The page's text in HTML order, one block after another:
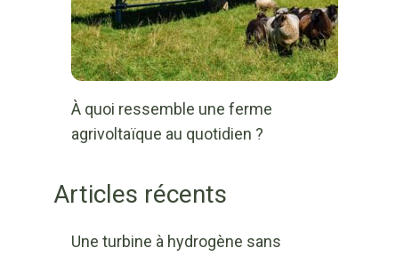
À quoi ressemble une ferme
agrivoltaïque au quotidien ?
Articles récents
Une turbine à hydrogène sans